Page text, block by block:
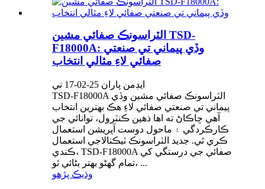
الٽراسونڪ صفائي مشين TSD-
F18000A: وڏي پيماني تي صنعتي
صفائي لاءِ مثالي انتخاب
ايڊمن پاران 25-02-17 تي
TSD-F18000A الٽراسونڪ صفائي مشين وڏي
پيماني تي صنعتي صفائي لاءِ هڪ بهترين انتخاب
آهي ڇاڪاڻ ته اها ذهين ڪنٽرول، توانائي جي
ڪارڪردگي ۽ ماحول دوست آپريشن استعمال
ڪري ٿي. جديد الٽراسونڪ ٽيڪنالاجي استعمال
ڪندي، TSD-F18000A صفائي جي درستگي کي
تمام گهڻو بهتر بڻائي ٿو، ...
وڌيڪ پڙهو